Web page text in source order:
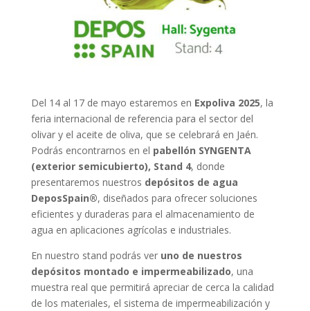
Del 14 al 17 de mayo estaremos en Expoliva 2025, la
feria internacional de referencia para el sector del
olivar y el aceite de oliva, que se celebrará en Jaén.
Podrás encontrarnos en el pabellón SYNGENTA
(exterior semicubierto), Stand 4, donde
presentaremos nuestros depósitos de agua
DeposSpain®, diseñados para ofrecer soluciones
eficientes y duraderas para el almacenamiento de
agua en aplicaciones agrícolas e industriales.
En nuestro stand podrás ver uno de nuestros
depósitos montado e impermeabilizado, una
muestra real que permitirá apreciar de cerca la calidad
de los materiales, el sistema de impermeabilización y